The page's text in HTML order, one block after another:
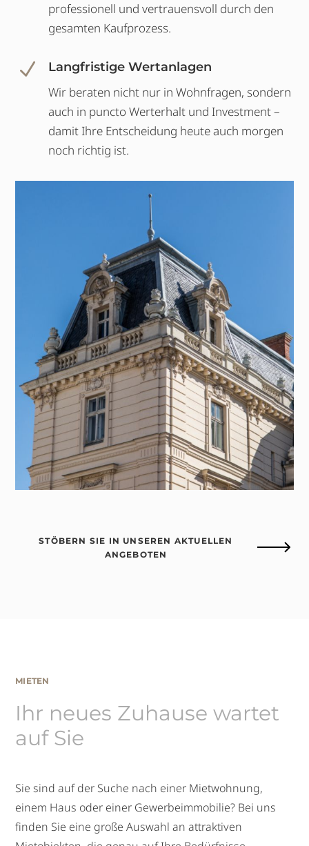
professionell und vertrauensvoll durch den
gesamten Kaufprozess.
N Langfristige Wertanlagen
Wir beraten nicht nur in Wohnfragen, sondern
auch in puncto Werterhalt und Investment –
damit Ihre Entscheidung heute auch morgen
noch richtig ist.
STÖBERN SIE IN UNSEREN AKTUELLEN
ANGEBOTEN
MIETEN
Ihr neues Zuhause wartet
auf Sie
Sie sind auf der Suche nach einer Mietwohnung,
einem Haus oder einer Gewerbeimmobilie? Bei uns
finden Sie eine große Auswahl an attraktiven